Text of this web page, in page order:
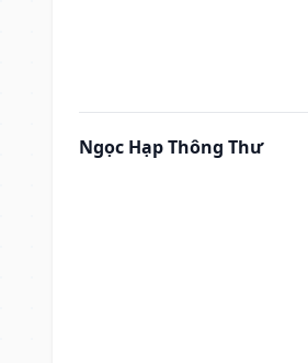
Ngọc Hạp Thông Thư